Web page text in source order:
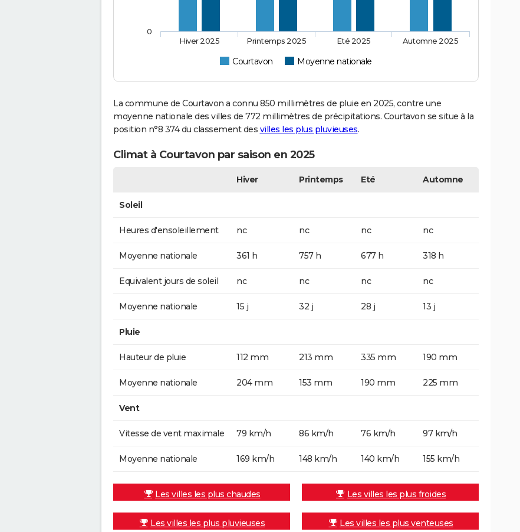
Courtavon Moyenne nationale
Hiver 2025 Printemps 2025 Eté 2025 Automne 2025
0
La commune de Courtavon a connu 850 millimètres de pluie en 2025, contre une
moyenne nationale des villes de 772 millimètres de précipitations. Courtavon se situe à la
position n°8 374 du classement des villes les plus pluvieuses.
Climat à Courtavon par saison en 2025
Hiver Printemps Eté Automne
Soleil
Heures d'ensoleillement nc nc nc nc
Moyenne nationale 361 h 757 h 677 h 318 h
Equivalent jours de soleil nc nc nc nc
Moyenne nationale 15 j 32 j 28 j 13 j
Pluie
Hauteur de pluie 112 mm 213 mm 335 mm 190 mm
Moyenne nationale 204 mm 153 mm 190 mm 225 mm
Vent
Vitesse de vent maximale 79 km/h 86 km/h 76 km/h 97 km/h
Moyenne nationale 169 km/h 148 km/h 140 km/h 155 km/h
Les villes les plus chaudes Les villes les plus froides
Les villes les plus pluvieuses Les villes les plus venteuses